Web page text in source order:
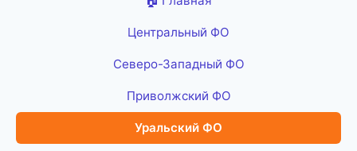
Центральный ФО
Северо-Западный ФО
Приволжский ФО
Уральский ФО